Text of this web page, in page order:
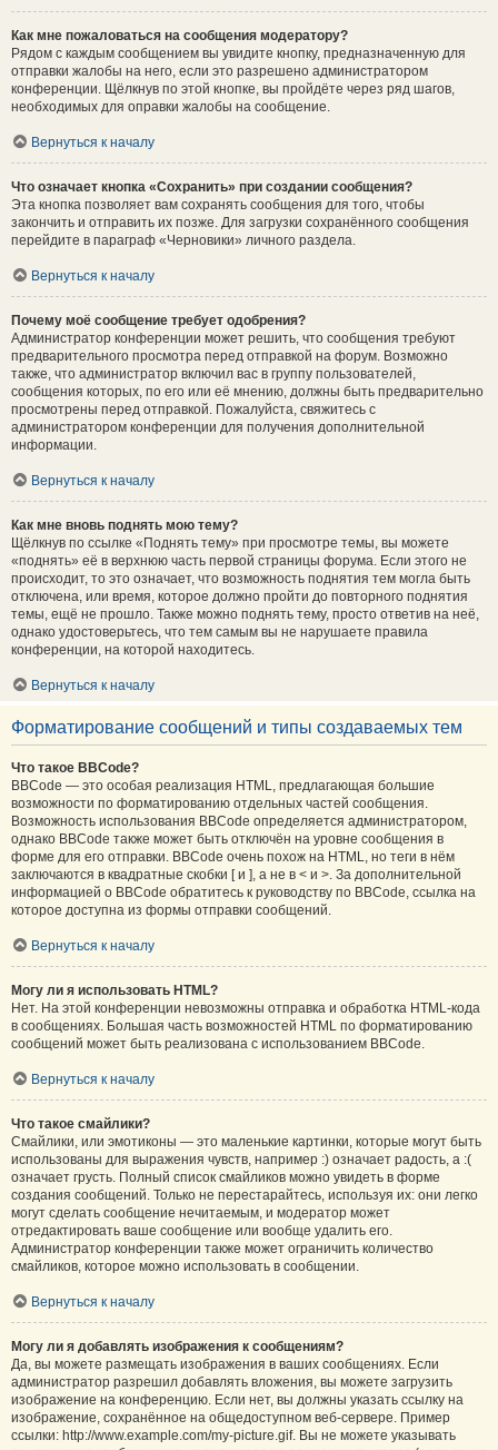
Как мне пожаловаться на сообщения модератору?
Рядом с каждым сообщением вы увидите кнопку, предназначенную для
отправки жалобы на него, если это разрешено администратором
конференции. Щёлкнув по этой кнопке, вы пройдёте через ряд шагов,
необходимых для оправки жалобы на сообщение.
Вернуться к началу
Что означает кнопка «Сохранить» при создании сообщения?
Эта кнопка позволяет вам сохранять сообщения для того, чтобы
закончить и отправить их позже. Для загрузки сохранённого сообщения
перейдите в параграф «Черновики» личного раздела.
Вернуться к началу
Почему моё сообщение требует одобрения?
Администратор конференции может решить, что сообщения требуют
предварительного просмотра перед отправкой на форум. Возможно
также, что администратор включил вас в группу пользователей,
сообщения которых, по его или её мнению, должны быть предварительно
просмотрены перед отправкой. Пожалуйста, свяжитесь с
администратором конференции для получения дополнительной
информации.
Вернуться к началу
Как мне вновь поднять мою тему?
Щёлкнув по ссылке «Поднять тему» при просмотре темы, вы можете
«поднять» её в верхнюю часть первой страницы форума. Если этого не
происходит, то это означает, что возможность поднятия тем могла быть
отключена, или время, которое должно пройти до повторного поднятия
темы, ещё не прошло. Также можно поднять тему, просто ответив на неё,
однако удостоверьтесь, что тем самым вы не нарушаете правила
конференции, на которой находитесь.
Вернуться к началу
Форматирование сообщений и типы создаваемых тем
Что такое BBCode?
BBCode — это особая реализация HTML, предлагающая большие
возможности по форматированию отдельных частей сообщения.
Возможность использования BBCode определяется администратором,
однако BBCode также может быть отключён на уровне сообщения в
форме для его отправки. BBCode очень похож на HTML, но теги в нём
заключаются в квадратные скобки [ и ], а не в < и >. За дополнительной
информацией о BBCode обратитесь к руководству по BBCode, ссылка на
которое доступна из формы отправки сообщений.
Вернуться к началу
Могу ли я использовать HTML?
Нет. На этой конференции невозможны отправка и обработка HTML-кода
в сообщениях. Большая часть возможностей HTML по форматированию
сообщений может быть реализована с использованием BBCode.
Вернуться к началу
Что такое смайлики?
Смайлики, или эмотиконы — это маленькие картинки, которые могут быть
использованы для выражения чувств, например :) означает радость, а :(
означает грусть. Полный список смайликов можно увидеть в форме
создания сообщений. Только не перестарайтесь, используя их: они легко
могут сделать сообщение нечитаемым, и модератор может
отредактировать ваше сообщение или вообще удалить его.
Администратор конференции также может ограничить количество
смайликов, которое можно использовать в сообщении.
Вернуться к началу
Могу ли я добавлять изображения к сообщениям?
Да, вы можете размещать изображения в ваших сообщениях. Если
администратор разрешил добавлять вложения, вы можете загрузить
изображение на конференцию. Если нет, вы должны указать ссылку на
изображение, сохранённое на общедоступном веб-сервере. Пример
ссылки: http://www.example.com/my-picture.gif. Вы не можете указывать